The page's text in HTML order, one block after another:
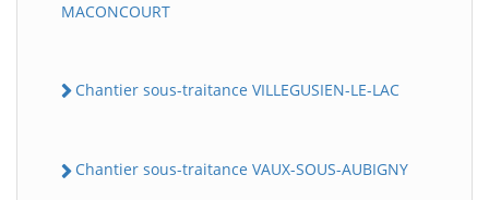
MACONCOURT
Chantier sous-traitance VILLEGUSIEN-LE-LAC
Chantier sous-traitance VAUX-SOUS-AUBIGNY